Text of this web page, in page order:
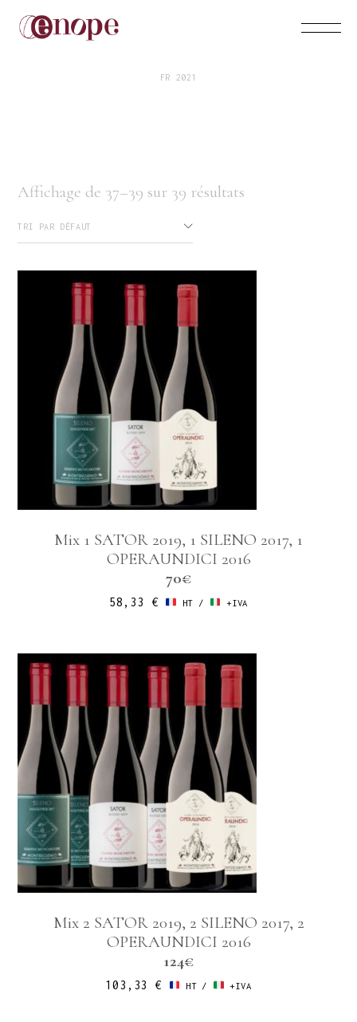
FR 2021
Affichage de 37–39 sur 39 résultats
TRI PAR DÉFAUT
Mix 1 SATOR 2019, 1 SILENO 2017, 1
OPERAUNDICI 2016
70€
58,33 € HT / +IVA
Mix 2 SATOR 2019, 2 SILENO 2017, 2
OPERAUNDICI 2016
124€
103,33 € HT / +IVA